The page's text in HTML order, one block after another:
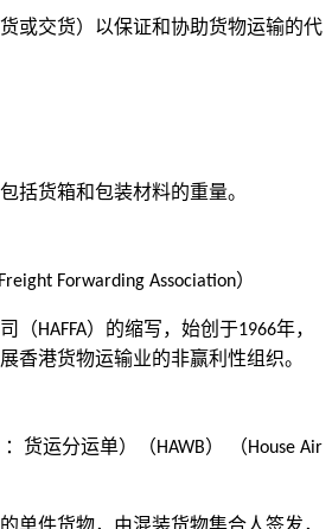
或交货）以保证和协助货物运输的代
括货箱和包装材料的重量。
Forwarding Association）
（HAFFA）的缩写，始创于1966年，
香港货物运输业的非赢利性组织。
：货运分运单）（HAWB） （House Air